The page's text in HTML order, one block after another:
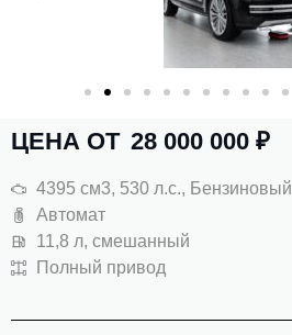
ЦЕНА ОТ 28 000 000 ₽
4395 см3, 530 л.с., Бензиновый
Автомат
11,8 л, смешанный
Полный привод